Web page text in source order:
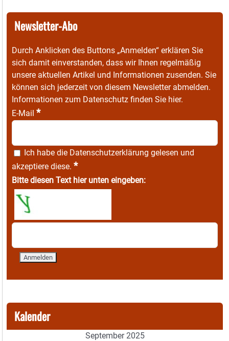
Newsletter-Abo
Durch Anklicken des Buttons „Anmelden“ erklären Sie
sich damit einverstanden, dass wir Ihnen regelmäßig
unsere aktuellen Artikel und Informationen zusenden. Sie
können sich jederzeit von diesem Newsletter abmelden.
Informationen zum Datenschutz finden Sie hier.
E-Mail *
Ich habe die Datenschutzerklärung gelesen und
akzeptiere diese. *
Bitte diesen Text hier unten eingeben:
Kalender
September 2025